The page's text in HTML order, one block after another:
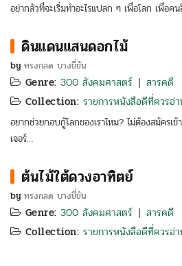
อย่ากลัวที่จะเริ่มทำอะไรแปลก ๆ เพื่อโลก เพื่อค
ดินแดนแสนดอกไม้
by ทรงกลด บางยี่ขัน
Genre: 300 สังคมศาสตร์ | สารคดี
Collection: รายการหนังสือดีที่ควรอ่
อยากช่วยกอบกู้โลกของเราไหม? ไม่ต้องสมัครเข้
เจอร์…
ต้นไม้ใต้ดวงอาทิตย์
by ทรงกลด บางยี่ขัน
Genre: 300 สังคมศาสตร์ | สารคดี
Collection: รายการหนังสือดีที่ควรอ่